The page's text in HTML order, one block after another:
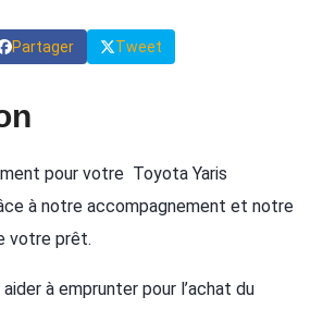
Partager Tweet
pour votre Toyota Yaris
à notre accompagnement et notre
votre prêt.
à emprunter pour l’achat du